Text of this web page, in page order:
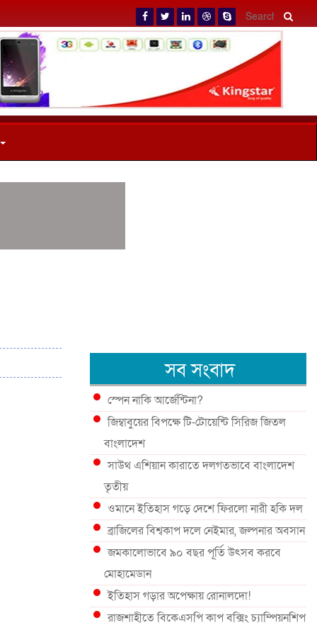
সব সংবাদ
স্পেন নাকি আর্জেন্টিনা?
জিম্বাবুয়ের বিপক্ষে টি-টোয়েন্টি সিরিজ জিতল
বাংলাদেশ
সাউথ এশিয়ান কারাতে দলগতভাবে বাংলাদেশ
তৃতীয়
ওমানে ইতিহাস গড়ে দেশে ফিরলো নারী হকি দল
ব্রাজিলের বিশ্বকাপ দলে নেইমার, জল্পনার অবসান
জমকালোভাবে ৯০ বছর পূর্তি উৎসব করবে
মোহামেডান
ইতিহাস গড়ার অপেক্ষায় রোনালদো!
রাজশাহীতে বিকেএসপি কাপ বক্সিং চ্যাম্পিয়নশিপ